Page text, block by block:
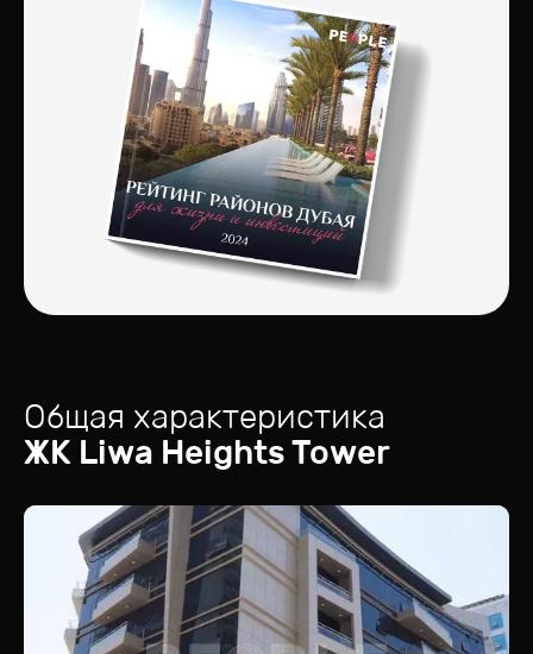
Общая характеристика
ЖК Liwa Heights Tower